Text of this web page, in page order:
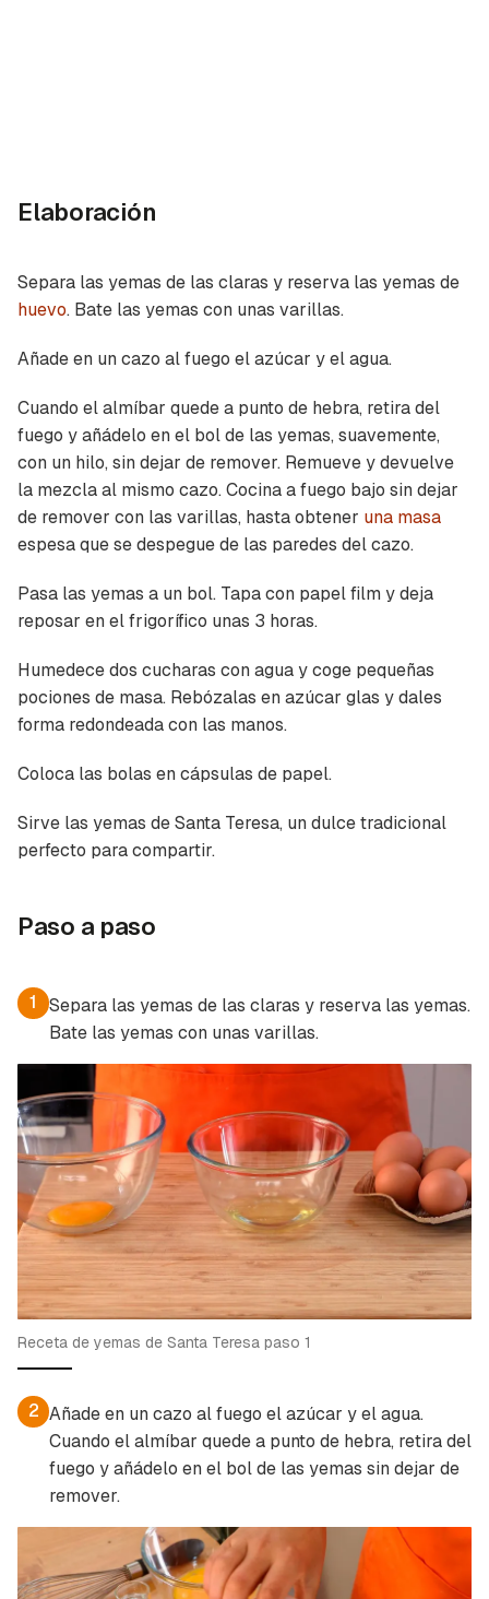
Guardar como favorito
Para poder guardar como favorito, primero has
de iniciar sesión con tu cuenta de Cocinatis.
INICIAR SESIÓN
Elaboración
Separa las yemas de las claras y reserva las yemas de
huevo. Bate las yemas con unas varillas.
Añade en un cazo al fuego el azúcar y el agua.
Cuando el almíbar quede a punto de hebra, retira del
fuego y añádelo en el bol de las yemas, suavemente,
con un hilo, sin dejar de remover. Remueve y devuelve
la mezcla al mismo cazo. Cocina a fuego bajo sin dejar
de remover con las varillas, hasta obtener una masa
espesa que se despegue de las paredes del cazo.
Pasa las yemas a un bol. Tapa con papel film y deja
reposar en el frigorífico unas 3 horas.
Humedece dos cucharas con agua y coge pequeñas
pociones de masa. Rebózalas en azúcar glas y dales
forma redondeada con las manos.
Coloca las bolas en cápsulas de papel.
Sirve las yemas de Santa Teresa, un dulce tradicional
perfecto para compartir.
Paso a paso
1
Separa las yemas de las claras y reserva las yemas.
Bate las yemas con unas varillas.
Receta de yemas de Santa Teresa paso 1
2 Añade en un cazo al fuego el azúcar y el agua.
Cuando el almíbar quede a punto de hebra, retira del
fuego y añádelo en el bol de las yemas sin dejar de
remover.
Contenido enviado
Gracias por suscribirte a nuestro boletín.
ACEPTAR